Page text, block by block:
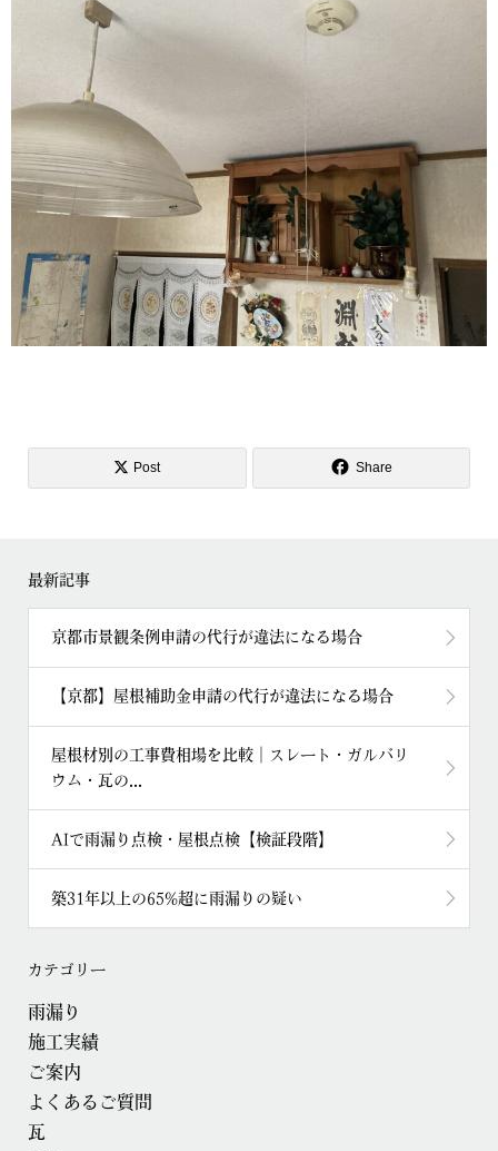
Post Share
最新記事
京都市景観条例申請の代行が違法になる場合
【京都】屋根補助金申請の代行が違法になる場合
屋根材別の工事費相場を比較｜スレート・ガルバリ
ウム・瓦の...
AIで雨漏り点検・屋根点検【検証段階】
築31年以上の65%超に雨漏りの疑い
カテゴリー
雨漏り
施工実績
ご案内
よくあるご質問
瓦